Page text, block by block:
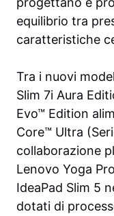
equilibrio tra
caratteristiche
Tra i nuovi
Slim 7i Aura
Evo™ Edition
Core™ Ultra
collaborazione
Lenovo Yoga
IdeaPad Slim 5
dotati di